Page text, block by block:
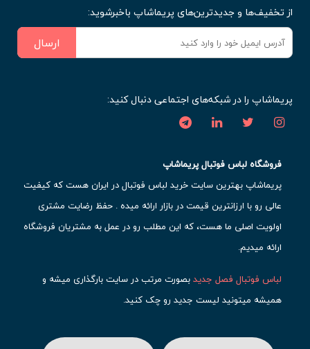
از تخفیف‌ها و جدیدترین‌های پریماشاپ باخبرشوید:
ارسال
پریماشاپ را در شبکه‌های اجتماعی دنبال کنید:
فروشگاه لباس فوتبال پریماشاپ
پریماشاپ بهترین سایت خرید لباس فوتبال در ایران هست که کیفیت
عالی رو با ارزانترین قیمت در بازار ارائه میده . حفظ رضایت مشتری
اولویت اصلی ما هست، که این مطلب رو در عمل به مشتریان فروشگاه
ارائه میدیم.
لباس فوتبال فصل جدیدبصورت مرتب در سایت بارگذاری میشه و
همیشه میتونید لیست جدید رو چک کنید.